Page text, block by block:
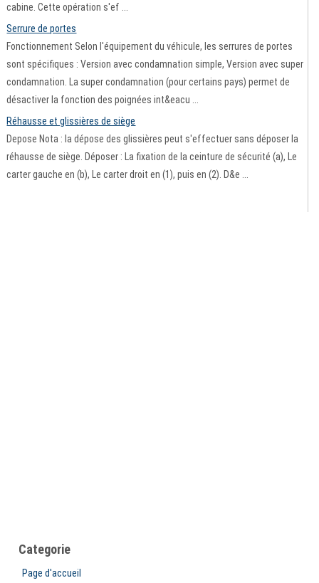
cabine. Cette opération s'ef ...
Serrure de portes
Fonctionnement Selon l'équipement du véhicule, les serrures de portes
sont spécifiques : Version avec condamnation simple, Version avec super
condamnation. La super condamnation (pour certains pays) permet de
désactiver la fonction des poignées int&eacu ...
Réhausse et glissières de siège
Depose Nota : la dépose des glissières peut s'effectuer sans déposer la
réhausse de siège. Déposer : La fixation de la ceinture de sécurité (a), Le
carter gauche en (b), Le carter droit en (1), puis en (2). D&e ...
Categorie
Page d'accueil